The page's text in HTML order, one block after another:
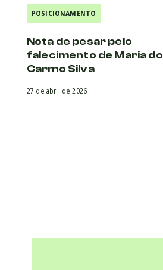
POSICIONAMENTO
Nota de pesar pelo
falecimento de Maria do
Carmo Silva
27 de abril de 2026